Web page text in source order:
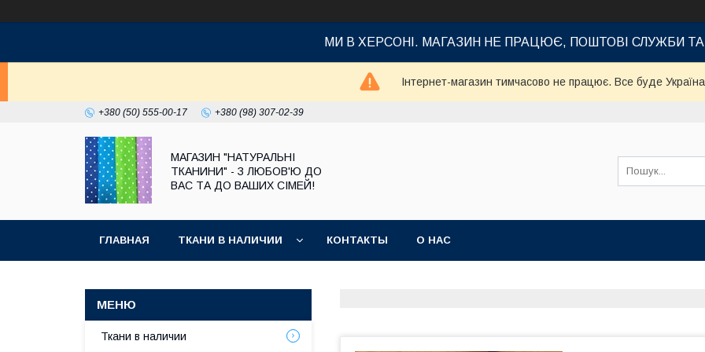
МИ В ХЕРСОНІ. МАГАЗИН НЕ ПРАЦЮЄ, ПОШТОВІ СЛУЖБИ
Інтернет-магазин тимчасово не працює. Все буде
+380 (50) 555-00-17 +380 (98) 307-02-39
МАГАЗИН "НАТУРАЛЬНІ
ТКАНИНИ" - З ЛЮБОВ'Ю ДО
ВАС ТА ДО ВАШИХ СІМЕЙ!
ГЛАВНАЯ ТКАНИ В НАЛИЧИИ КОНТАКТЫ О НАС
Ткани в наличии